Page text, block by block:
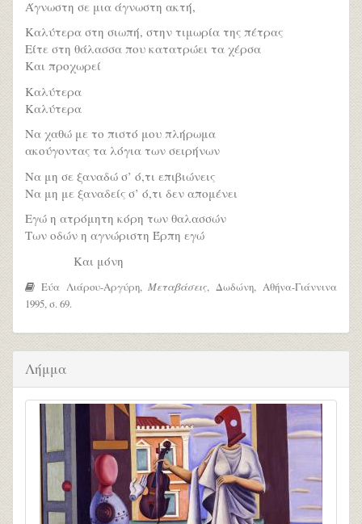
Άγνωστη σε μια άγνωστη ακτή,
Καλύτερα στη σιωπή, στην τιμωρία της πέτρας
Είτε στη θάλασσα που κατατρώει τα χέρσα
Και προχωρεί
Καλύτερα
Καλύτερα
Να χαθώ με το πιστό μου πλήρωμα
ακούγοντας τα λόγια των σειρήνων
Να μη σε ξαναδώ σ’ ό,τι επιβιώνεις
Να μη με ξαναδείς σ’ ό,τι δεν απομένει
Εγώ η ατρόμητη κόρη των θαλασσών
Των οδών η αγνώριστη Έρπη εγώ
Και μόνη
Εύα Λιάρου-Αργύρη,Μεταβάσεις, Δωδώνη, Αθήνα-Γιάννινα
1995, σ. 69.
Λήμμα